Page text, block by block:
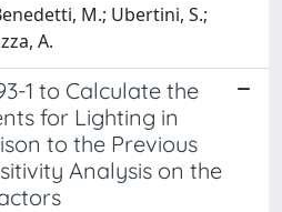
M.; Ubertini, S.;
A.
1 to Calculate the
for Lighting in
to the Previous
Analysis on the